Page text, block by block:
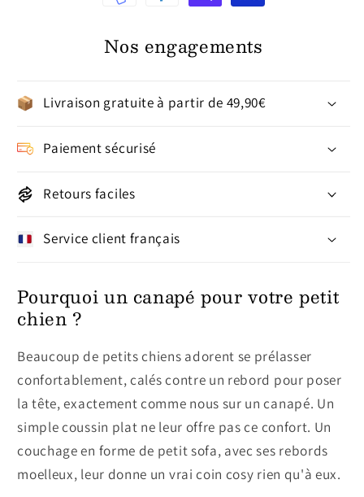
Nos engagements
Livraison gratuite à partir de 49,90€
Paiement sécurisé
Retours faciles
Service client français
Pourquoi un canapé pour votre petit
chien ?
Beaucoup de petits chiens adorent se prélasser
confortablement, calés contre un rebord pour poser
la tête, exactement comme nous sur un canapé. Un
simple coussin plat ne leur offre pas ce confort. Un
couchage en forme de petit sofa, avec ses rebords
moelleux, leur donne un vrai coin cosy rien qu'à eux.